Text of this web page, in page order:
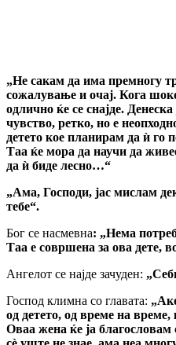
„Не сакам да има премногу
сожалување и очај. Кога
одлично ќе се снајде.
чувство, ретко, но е
детето кое планирам да ѝ го
Таа ќе мора да научи да
да ѝ биде лесно…“
„Ама, Господи, јас мислам
тебе“.
Бог се насмевна: „Нема
Таа е совршена за ова дете,
Ангелот се најде зачуден:
Господ климна со главата:
од детето, од време на
Оваа жена ќе ја благословам